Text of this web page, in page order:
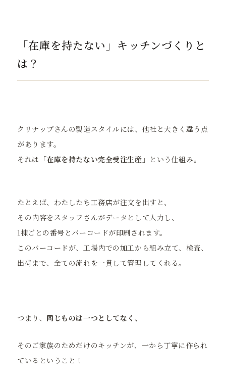
「在庫を持たない」キッチンづくりと
は？
クリナップさんの製造スタイルには、他社と大きく違う点
があります。
それは 「在庫を持たない完全受注生産」 という仕組み。
たとえば、わたしたち工務店が注文を出すと、
その内容をスタッフさんがデータとして入力し、
1棟ごとの番号とバーコードが印刷されます。
このバーコードが、工場内での加工から組み立て、検査、
出荷まで、全ての流れを一貫して管理してくれる。
つまり、 同じものは一つとしてなく、
そのご家族のためだけのキッチンが、一から丁寧に作られ
ているということ！